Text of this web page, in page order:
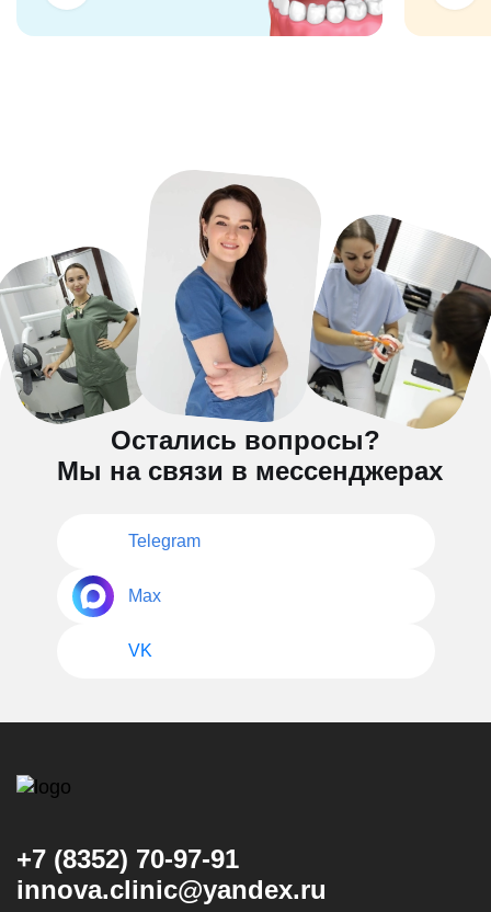
Остались вопросы?
Мы на связи в мессенджерах
Telegram
Max
VK
+7 (8352) 70-97-91
innova.clinic@yandex.ru